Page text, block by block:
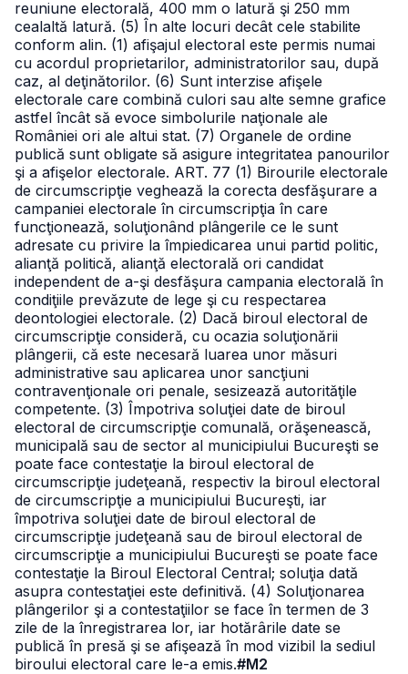
reuniune electorală, 400 mm o latură şi 250 mm
cealaltă latură. (5) În alte locuri decât cele stabilite
conform alin. (1) afişajul electoral este permis numai
cu acordul proprietarilor, administratorilor sau, după
caz, al deţinătorilor. (6) Sunt interzise afişele
electorale care combină culori sau alte semne grafice
astfel încât să evoce simbolurile naţionale ale
României ori ale altui stat. (7) Organele de ordine
publică sunt obligate să asigure integritatea panourilor
şi a afişelor electorale. ART. 77 (1) Birourile electorale
de circumscripţie veghează la corecta desfăşurare a
campaniei electorale în circumscripţia în care
funcţionează, soluţionând plângerile ce le sunt
adresate cu privire la împiedicarea unui partid politic,
alianţă politică, alianţă electorală ori candidat
independent de a-şi desfăşura campania electorală în
condiţiile prevăzute de lege şi cu respectarea
deontologiei electorale. (2) Dacă biroul electoral de
circumscripţie consideră, cu ocazia soluţionării
plângerii, că este necesară luarea unor măsuri
administrative sau aplicarea unor sancţiuni
contravenţionale ori penale, sesizează autorităţile
competente. (3) Împotriva soluţiei date de biroul
electoral de circumscripţie comunală, orăşenească,
municipală sau de sector al municipiului Bucureşti se
poate face contestaţie la biroul electoral de
circumscripţie judeţeană, respectiv la biroul electoral
de circumscripţie a municipiului Bucureşti, iar
împotriva soluţiei date de biroul electoral de
circumscripţie judeţeană sau de biroul electoral de
circumscripţie a municipiului Bucureşti se poate face
contestaţie la Biroul Electoral Central; soluţia dată
asupra contestaţiei este definitivă. (4) Soluţionarea
plângerilor şi a contestaţiilor se face în termen de 3
zile de la înregistrarea lor, iar hotărârile date se
publică în presă şi se afişează în mod vizibil la sediul
biroului electoral care le-a emis.#M2